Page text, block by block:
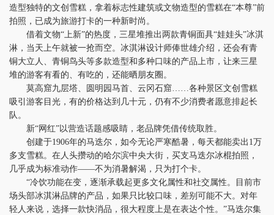
造型独特的文创雪糕，拿着标志性建筑或文物造型的雪糕在“本尊”前
拍照，已成为旅游打卡的一种新时尚。
借着文物“上新”的热度，三星堆推出两款青铜面具“娃娃头”冰淇
淋，当天上午就被一抢而空。冰淇淋设计师俸世雄介绍，还会有青
铜大立人、青铜鸟头等多款造型和多种口味的产品上市，让来三星
堆的游客有看的、有吃的，还能晒朋友圈。
莫高窟九层塔、圆明园马首、云冈石窟……各种景区文创雪糕
吸引游客目光，有的价格达到几十元，仍有不少消费者愿意排起长
队。
新“网红”以营造话题感吸睛，老品牌凭借传统取胜。
创建于1906年的马迭尔，如今无论严寒酷暑，每天都能卖出1万
多支雪糕。在人头攒动的哈尔滨中央大街，买支马迭尔冰棍拍照，
几乎成为标准动作——不为消暑解渴，只为打个卡。
“冷饮功能在变，逐渐承载起更多文化属性和社交属性。目前市
场头部冰淇淋品牌的产品，如果只比较口味，差别可能不大。对年
轻人来说，选择一款快消品，很大程度上是在表达个性。”马迭尔集